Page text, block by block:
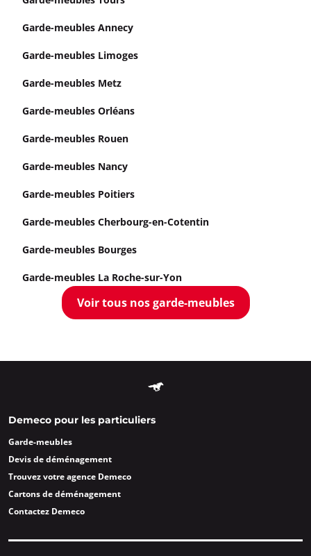
Garde-meubles Annecy
Garde-meubles Limoges
Garde-meubles Metz
Garde-meubles Orléans
Garde-meubles Rouen
Garde-meubles Nancy
Garde-meubles Poitiers
Garde-meubles Cherbourg-en-Cotentin
Garde-meubles Bourges
Garde-meubles La Roche-sur-Yon
Voir tous nos garde-meubles
Demeco pour les particuliers
Garde-meubles
Devis de déménagement
Trouvez votre agence Demeco
Cartons de déménagement
Contactez Demeco